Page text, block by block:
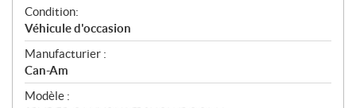
A
p
e
r
ç
u
Condition:
Véhicule d'occasion
Manufacturier :
Can-Am
Modèle :